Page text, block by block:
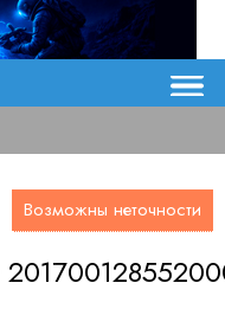
Возможны неточности